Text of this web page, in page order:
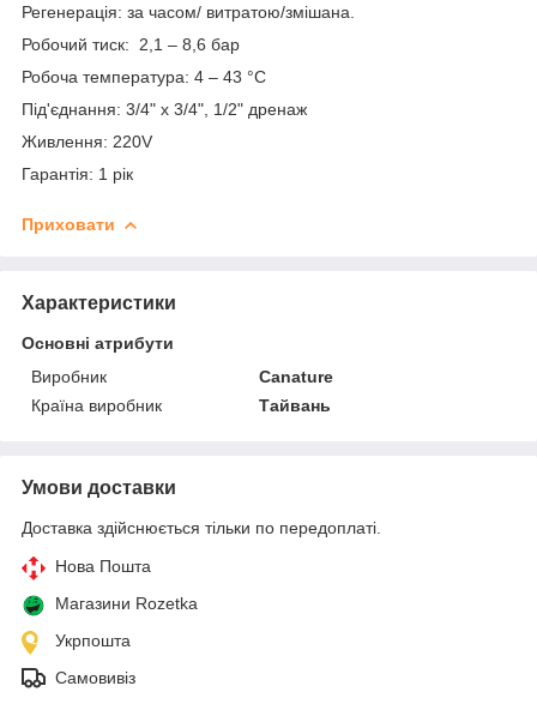
Регенерація: за часом/ витратою/змішана.
Робочий тиск: 2,1 – 8,6 бар
Робоча температура: 4 – 43 °C
Під'єднання: 3/4" х 3/4", 1/2" дренаж
Живлення: 220V
Гарантія: 1 рік
Приховати
Характеристики
Основні атрибути
Виробник
Canature
Країна виробник
Тайвань
Умови доставки
Доставка здійснюється тільки по передоплаті.
Нова Пошта
Магазини Rozetka
Укрпошта
Самовивіз